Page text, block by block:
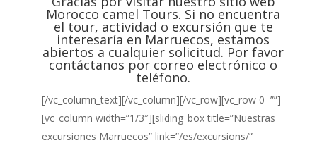
Morocco camel Tours. Si no encuentra
el tour, actividad o excursión que te
interesaría en Marruecos, estamos
abiertos a cualquier solicitud. Por favor
contáctanos por correo electrónico o
teléfono.
[/vc_column_text][/vc_column][/vc_row][vc_row 0=””]
[vc_column width=”1/3″][sliding_box title=”Nuestras
excursiones Marruecos” link=”/es/excursions/”